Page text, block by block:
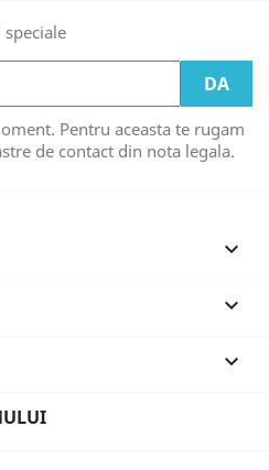
Pentru aceasta te rugam
de contact din nota legala.


